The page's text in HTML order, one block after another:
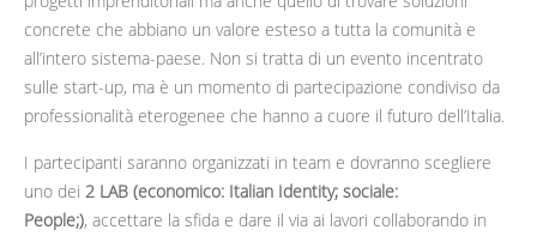
concrete che abbiano un valore esteso a tutta la comunità e
all’intero sistema-paese. Non si tratta di un evento incentrato
sulle start-up, ma è un momento di partecipazione condiviso da
professionalità eterogenee che hanno a cuore il futuro dell’Italia.
I partecipanti saranno organizzati in team e dovranno scegliere
uno dei 2 LAB (economico: Italian Identity; sociale:
People;), accettare la sfida e dare il via ai lavori collaborando in